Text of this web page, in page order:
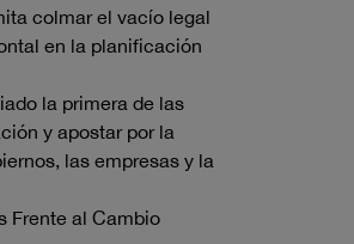
colmar el vacío legal
en la planificación
la primera de las
y apostar por la
las empresas y la
Frente al Cambio